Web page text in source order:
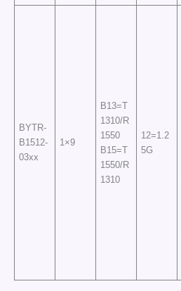
BYTR-
B1512-
03xx
1×9
B13=T
1310/R
1550
B15=T
1550/R
1310
12=1.2
5G